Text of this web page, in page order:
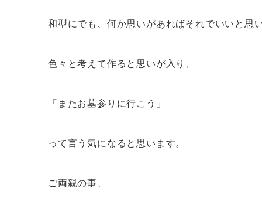
和型にでも、何か思いがあればそれでいいと思
色々と考えて作ると思いが入り、
「またお墓参りに行こう」
って言う気になると思います。
ご両親の事、